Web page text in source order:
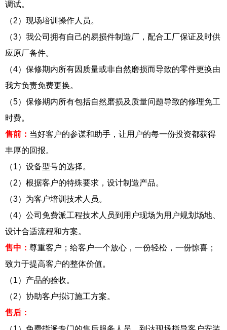
调试。
（2）现场培训操作人员。
（3）我公司拥有自己的易损件制造厂，配合工厂保证及时供
应原厂备件。
（4）保修期内所有因质量或非自然磨损而导致的零件更换由
我方负责免费更换。
（5）保修期内所有包括自然磨损及质量问题导致的修理免工
时费。
售前： 当好客户的参谋和助手，让用户的每一份投资都获得
丰厚的回报。
（1）设备型号的选择。
（2）根据客户的特殊要求，设计制造产品。
（3）为客户培训技术人员。
（4）公司免费派工程技术人员到用户现场为用户规划场地、
设计合适流程和方案。
售中： 尊重客户；给客户一个放心，一份轻松，一份惊喜；
致力于提高客户的整体价值。
（1）产品的验收。
（2）协助客户拟订施工方案。
售后：